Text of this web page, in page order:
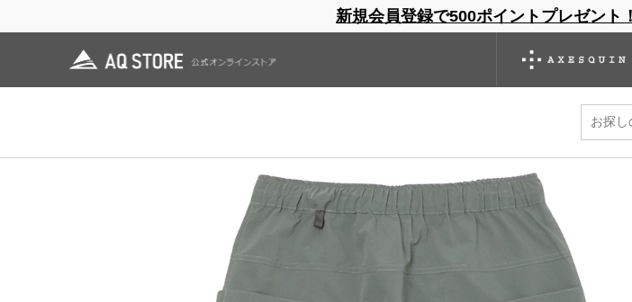
新規会員登録で500ポイントプレゼント！
ブランドサイト 商品一覧
スリーピングマット バックパック グローブ シノギ